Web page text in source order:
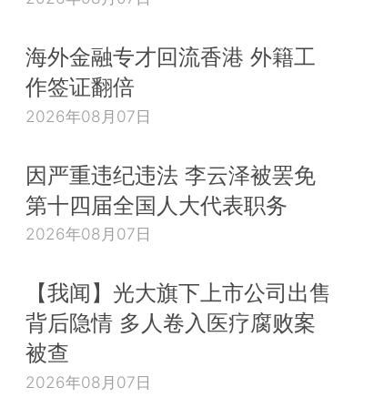
海外金融专才回流香港 外籍工
作签证翻倍
2026年08月07日
因严重违纪违法 李云泽被罢免
第十四届全国人大代表职务
2026年08月07日
【我闻】光大旗下上市公司出售
背后隐情 多人卷入医疗腐败案
被查
2026年08月07日